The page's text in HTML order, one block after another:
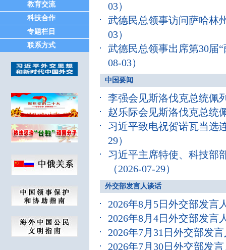
教育交流
科技合作
专题栏目
联系方式
03）
武德民总领事访问萨哈林
03）
武德民总领事出席第30届
08-03）
中国要闻
李强会见斯洛伐克总统佩
赵乐际会见斯洛伐克总统
习近平致电祝贺诺瓦当选
29）
习近平主席特使、科技部
（2026-07-29）
外交部发言人谈话
2026年8月5日外交部发言
2026年8月4日外交部发言
2026年7月31日外交部发
2026年7月30日外交部发